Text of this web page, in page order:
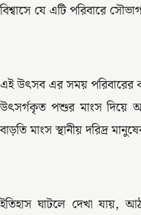
বিশ্বাসে যে এটি পরিবারে
এই উৎসব এর সময় পরিবারের
উৎসর্গকৃত পশুর মাংস দিয়ে
বাড়তি মাংস স্থানীয় দরিদ্র
ইতিহাস ঘাটলে দেখা যায়,